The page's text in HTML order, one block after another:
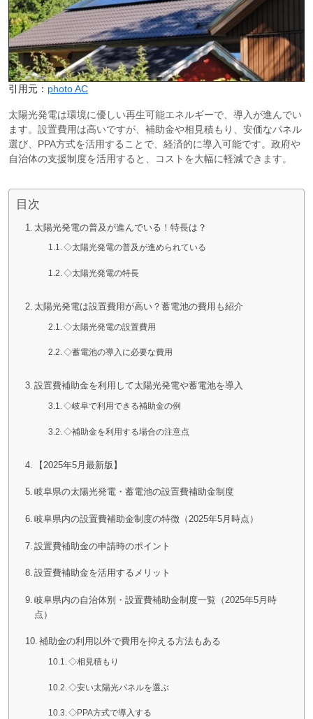
引用元： photo AC
太陽光発電は環境に優しい再生可能エネルギーで、導入が進んでい
ます。設置費用は高いですが、補助金や相見積もり、安価なパネル
選び、PPA方式を活用することで、経済的に導入可能です。政府や
自治体の支援制度を活用すると、コストを大幅に軽減できます。
目次
太陽光発電の普及が進んでいる！特長は？
◇太陽光発電の普及が進められている
◇太陽光発電の特長
太陽光発電は設置費用が高い？蓄電池の費用も紹介
◇太陽光発電の設置費用
◇蓄電池の導入に必要な費用
設置費補助金を利用して太陽光発電や蓄電池を導入
◇岐阜で利用できる補助金の例
◇補助金を利用する場合の注意点
【2025年5月最新版】
岐阜県の太陽光発電・蓄電池の設置費補助金制度
岐阜県内の設置費補助金制度の特徴（2025年5月時点）
設置費補助金の申請時のポイント
設置費補助金を活用するメリット
岐阜県内の自治体別・設置費補助金制度一覧（2025年5月時
点）
補助金の利用以外で費用を抑える方法もある
◇相見積もり
◇安い太陽光パネルを選ぶ
◇PPA方式で導入する